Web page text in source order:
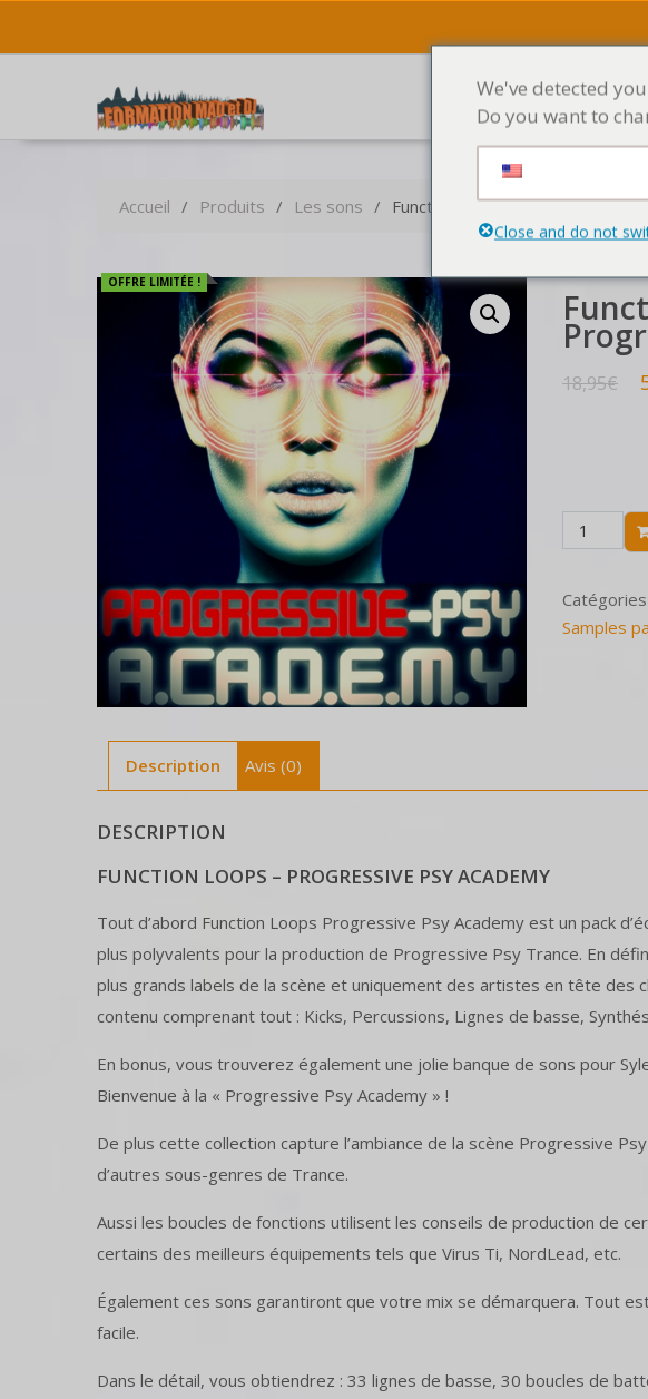
Accueil Produits Les sons Function Loops – Progressive
OFFRE LIMITÉE !
18,95€
Catégories
Samples
Description Avis (0)
DESCRIPTION
FUNCTION LOOPS – PROGRESSIVE PSY ACADEMY
Tout d’abord Function Loops Progressive Psy Academy est un pack
plus polyvalents pour la production de Progressive Psy Trance. En
plus grands labels de la scène et uniquement des artistes en tête des
contenu comprenant tout : Kicks, Percussions, Lignes de basse,
En bonus, vous trouverez également une jolie banque de sons pour
Bienvenue à la « Progressive Psy Academy » !
De plus cette collection capture l’ambiance de la scène Progressive
d’autres sous-genres de Trance.
Aussi les boucles de fonctions utilisent les conseils de production de
certains des meilleurs équipements tels que Virus Ti, NordLead, etc.
Également ces sons garantiront que votre mix se démarquera. Tout
facile.
Dans le détail, vous obtiendrez : 33 lignes de basse, 30 boucles de
We've detected
Do you want to
Close and do not